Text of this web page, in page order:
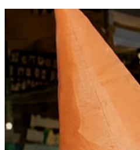
Fortaleza